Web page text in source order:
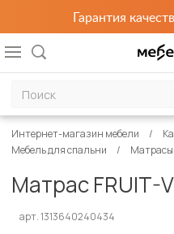
Гарантия
Интернет-магазин мебели
Мебель для спальни
Матрасы
Матрас FRUIT-
арт. 1313640240434